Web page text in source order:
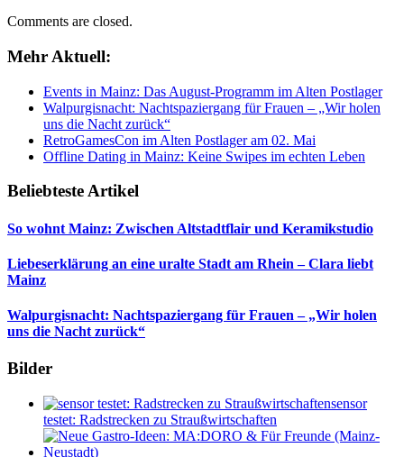
Comments are closed.
Mehr Aktuell:
Events in Mainz: Das August-Programm im Alten Postlager
Walpurgisnacht: Nachtspaziergang für Frauen – „Wir holen
uns die Nacht zurück“
RetroGamesCon im Alten Postlager am 02. Mai
Offline Dating in Mainz: Keine Swipes im echten Leben
Beliebteste Artikel
So wohnt Mainz: Zwischen Altstadtflair und Keramikstudio
Liebeserklärung an eine uralte Stadt am Rhein – Clara liebt
Mainz
Walpurgisnacht: Nachtspaziergang für Frauen – „Wir holen
uns die Nacht zurück“
Bilder
sensor
testet: Radstrecken zu Straußwirtschaften